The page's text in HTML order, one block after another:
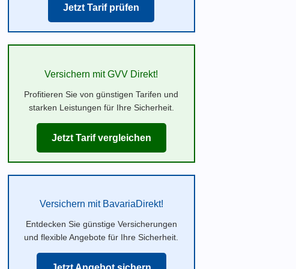
Jetzt Tarif prüfen
Versichern mit GVV Direkt!
Profitieren Sie von günstigen Tarifen und
starken Leistungen für Ihre Sicherheit.
Jetzt Tarif vergleichen
Versichern mit BavariaDirekt!
Entdecken Sie günstige Versicherungen
und flexible Angebote für Ihre Sicherheit.